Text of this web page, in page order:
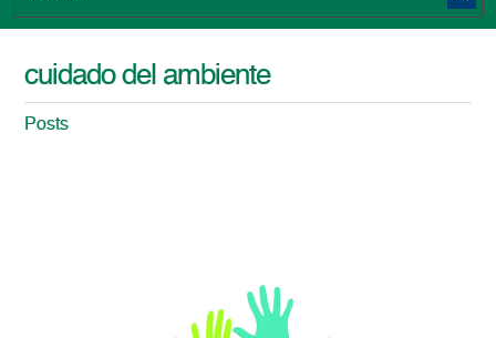
cuidado del ambiente
Posts